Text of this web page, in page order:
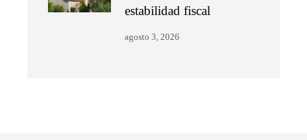
estabilidad fiscal
agosto 3, 2026